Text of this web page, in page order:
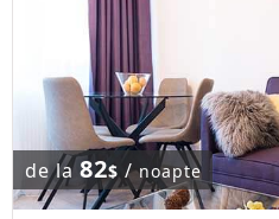
de la82$ /noapte